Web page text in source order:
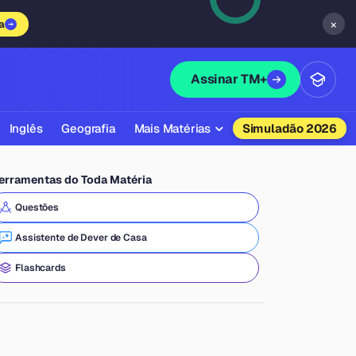
×
Assinar TM+
Inglês Geografia Mais Matérias
Química
Física
Filosofia
Simuladão 2026
do Toda Matéria
Questões
Assistente de Dever de Casa
Flashcards